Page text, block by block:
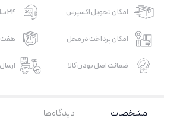
امکان تحویل اکسپرس 24 ساعته 7 روز هفته
امکان پرداخت در محل هفت
ضمانت اصل بودن کالا
مشخصات دیدگاه‌ها